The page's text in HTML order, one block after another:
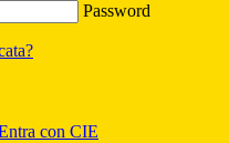
Password
con CIE